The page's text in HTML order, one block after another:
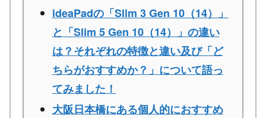
ideaPadの「Slim 3 Gen 10（14）」
と「Slim 5 Gen 10（14）」の違い
は？それぞれの特徴と違い及び「ど
ちらがおすすめか？」について語っ
てみました！
大阪日本橋にある個人的におすすめ